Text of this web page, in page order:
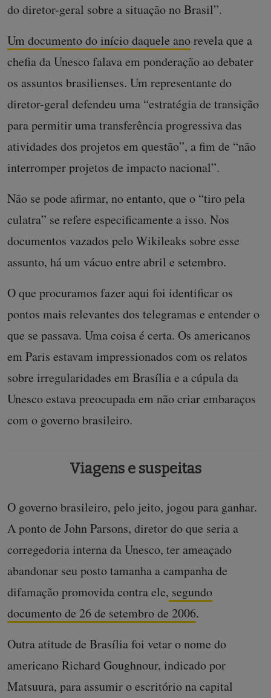
do diretor-geral sobre a situação no Brasil”.
Um documento do início daquele anorevela que a
chefia da Unesco falava em ponderação ao debater
os assuntos brasilienses. Um representante do
diretor-geral defendeu uma “estratégia de transição
para permitir uma transferência progressiva das
atividades dos projetos em questão”, a fim de “não
interromper projetos de impacto nacional”.
Não se pode afirmar, no entanto, que o “tiro pela
culatra” se refere especificamente a isso. Nos
documentos vazados pelo Wikileaks sobre esse
assunto, há um vácuo entre abril e setembro.
O que procuramos fazer aqui foi identificar os
pontos mais relevantes dos telegramas e entender o
que se passava. Uma coisa é certa. Os americanos
em Paris estavam impressionados com os relatos
sobre irregularidades em Brasília e a cúpula da
Unesco estava preocupada em não criar embaraços
com o governo brasileiro.
Viagens e suspeitas
O governo brasileiro, pelo jeito, jogou para ganhar.
A ponto de John Parsons, diretor do que seria a
corregedoria interna da Unesco, ter ameaçado
abandonar seu posto tamanha a campanha de
difamação promovida contra ele, segundo
documento de 26 de setembro de 2006.
Outra atitude de Brasília foi vetar o nome do
americano Richard Goughnour, indicado por
Matsuura, para assumir o escritório na capital